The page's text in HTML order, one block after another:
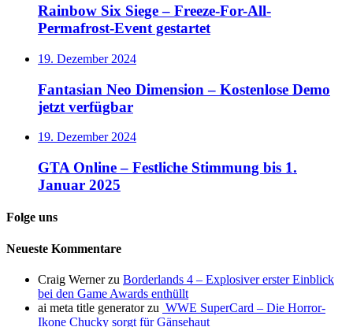
Rainbow Six Siege – Freeze-For-All-
Permafrost-Event gestartet
19. Dezember 2024
Fantasian Neo Dimension – Kostenlose Demo
jetzt verfügbar
19. Dezember 2024
GTA Online – Festliche Stimmung bis 1.
Januar 2025
Folge uns
Neueste Kommentare
Craig Wernerzu Borderlands 4 – Explosiver erster Einblick
bei den Game Awards enthüllt
ai meta title generatorzu WWE SuperCard – Die Horror-
Ikone Chucky sorgt für Gänsehaut